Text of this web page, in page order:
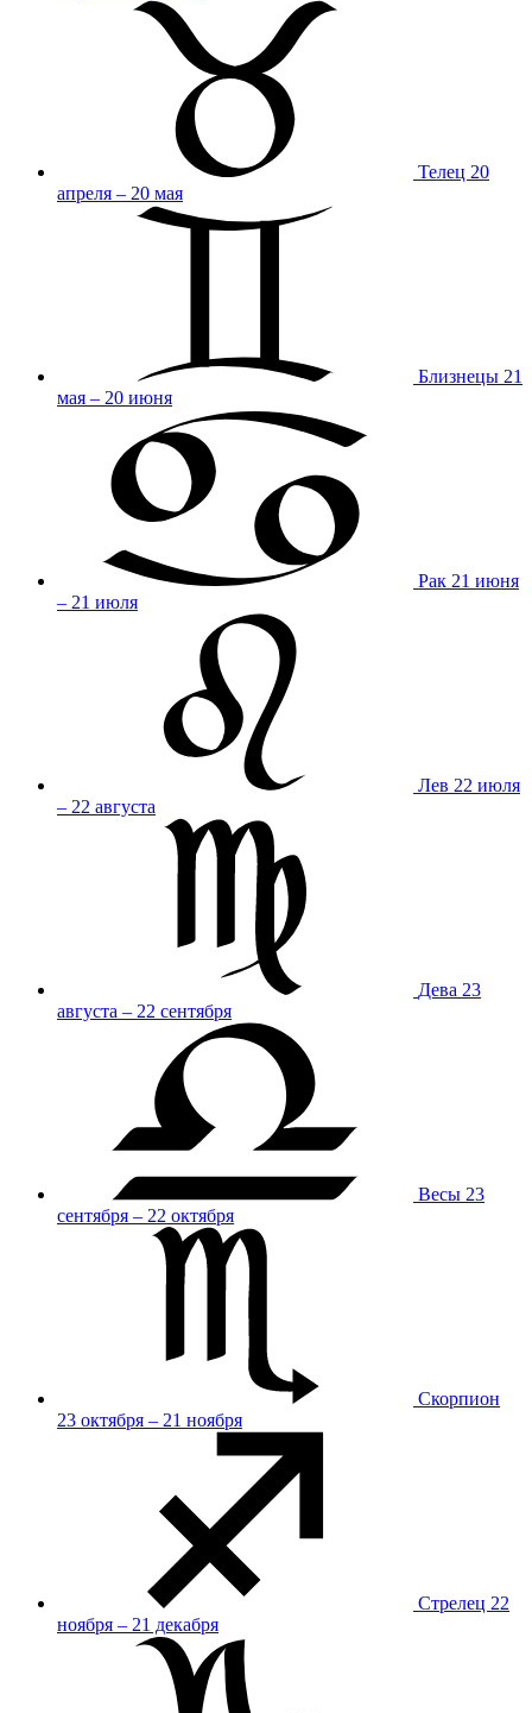
Телец 20
апреля – 20 мая
Близнецы 21
мая – 20 июня
Рак 21 июня
– 21 июля
Лев 22 июля
– 22 августа
Дева 23
августа – 22 сентября
Весы 23
сентября – 22 октября
Скорпион
23 октября – 21 ноября
Стрелец 22
ноября – 21 декабря